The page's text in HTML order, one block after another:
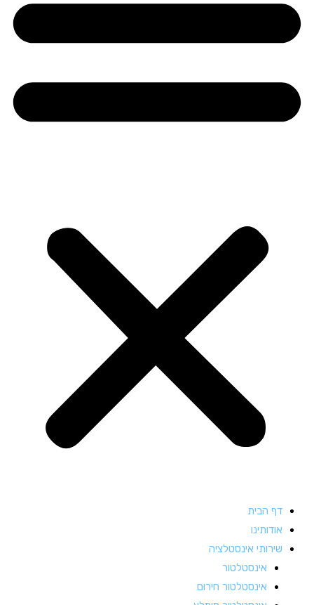
דף הבית
אודותינו
שירותי אינסטלציה
אינסטלטור
אינסטלטור חירום